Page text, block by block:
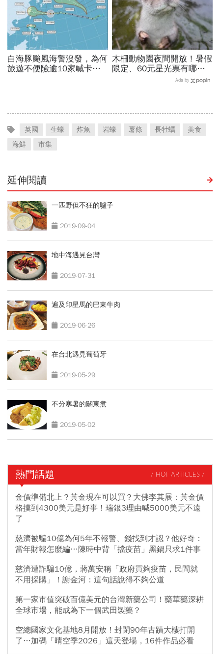
白海豚颱風海警沒發，為何
旅遊不便險逾10家喊卡不
木柵動物園夜間開放！暑假
限定、60元星光票有哪些
動物可以看？要預約嗎？時
Ads by
英國 生蠔 炸魚 岩蠔 薯條 長牡蠣
美食
海鮮
市集
延伸閱讀
一匹野但不狂的驢子
2019-09-04
地中海遇見台灣
2019-07-31
遍及印星馬的巴東牛肉
2019-06-26
在台北遇見葡萄牙
2019-05-29
不分寒暑的關東煮
2019-05-02
熱門話題 / HOT ARTICLES /
金價準備北上？黃金現在可以買？大佛李其展：黃金價
格摸到4300美元是好事！瑞銀3理由喊5000美元不遠
了
慈濟被騙10億為何5年不報警、錢找到才認？他好奇：
當年財報怎麼編…陳時中背「擋疫苗」黑鍋只求1件事
慈濟遭詐騙10億，蔣萬安稱「政府買夠疫苗，民間就
不用採購」！謝金河：這句話說得不夠公道
第一家市值突破百億美元的台灣新藥公司！藥華藥深耕
全球市場，能成為下一個武田製藥？
空總國家文化基地8月開放！封閉90年古蹟大樓打開
了…加碼「晴空季2026」這天登場，16件作品必看